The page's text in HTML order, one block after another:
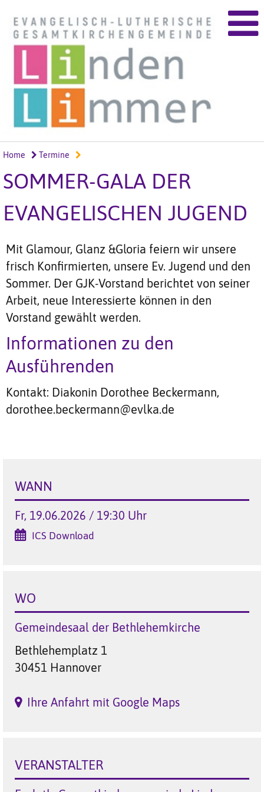
Home Termine
SOMMER-GALA DER
EVANGELISCHEN JUGEND
Mit Glamour, Glanz &Gloria feiern wir unsere
frisch Konfirmierten, unsere Ev. Jugend und den
Sommer. Der GJK-Vorstand berichtet von seiner
Arbeit, neue Interessierte können in den
Vorstand gewählt werden.
Informationen zu den
Ausführenden
Kontakt: Diakonin Dorothee Beckermann,
dorothee.beckermann@evlka.de
WANN
Fr, 19.06.2026 / 19:30 Uhr
ICS Download
WO
Gemeindesaal der Bethlehemkirche
Bethlehemplatz 1
30451 Hannover
Ihre Anfahrt mit Google Maps
VERANSTALTER